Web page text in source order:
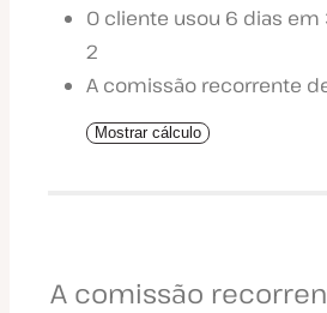
O cliente usou 6 dias
2
A comissão recorrente
Mostrar cálculo
A comissão